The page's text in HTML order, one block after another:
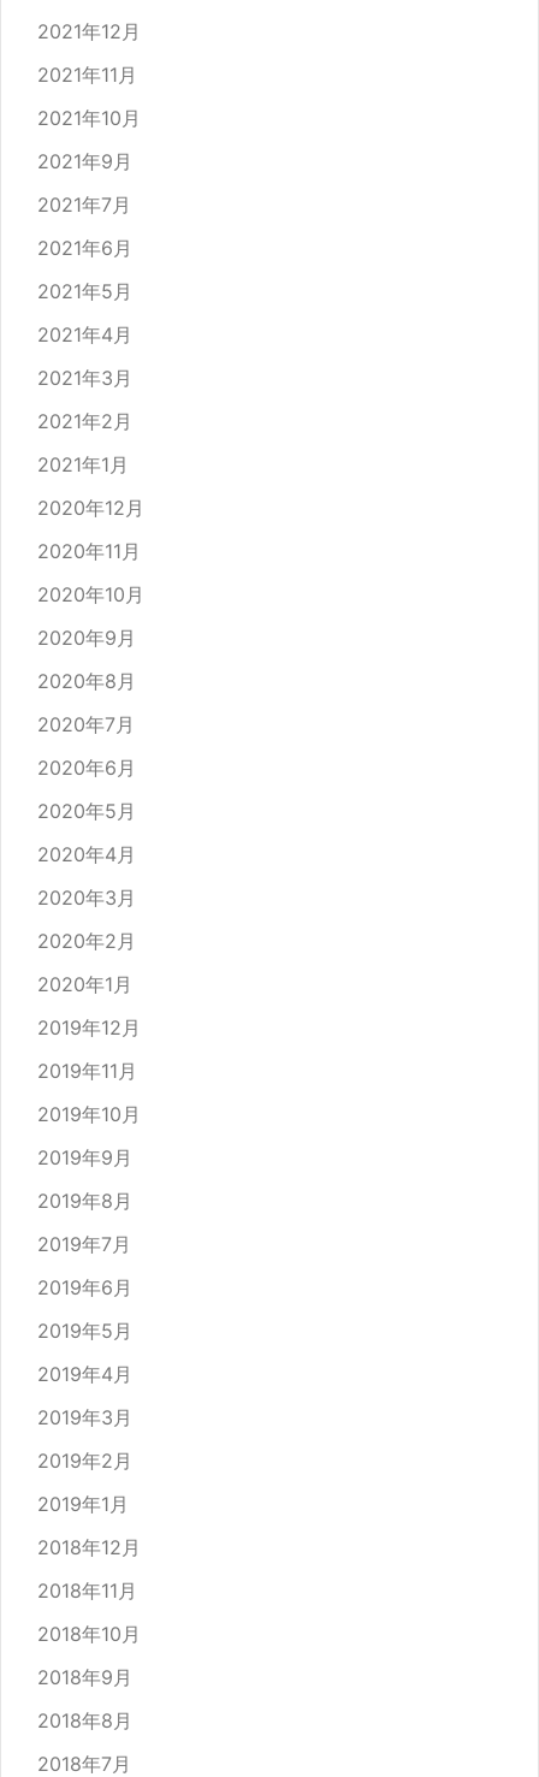
2021年12月
2021年11月
2021年10月
2021年9月
2021年7月
2021年6月
2021年5月
2021年4月
2021年3月
2021年2月
2021年1月
2020年12月
2020年11月
2020年10月
2020年9月
2020年8月
2020年7月
2020年6月
2020年5月
2020年4月
2020年3月
2020年2月
2020年1月
2019年12月
2019年11月
2019年10月
2019年9月
2019年8月
2019年7月
2019年6月
2019年5月
2019年4月
2019年3月
2019年2月
2019年1月
2018年12月
2018年11月
2018年10月
2018年9月
2018年8月
2018年7月